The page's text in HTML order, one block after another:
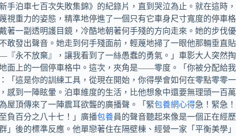
泊車七百次失敗集錦》的紀錄片，直到哭泣為止。就在這時，
視重力的姿態，精準地停進了一個只有它車身尺寸寬度的停車格
一副透明護目鏡，冷酷地朝著何手殘的方向走來。她的步伐優
敢發出聲音。她走到何手殘面前，輕蔑地掃了一眼他那輛垂直貼
永不放棄』，讓我看到了一絲愚蠢的勇氣。」車影大人突然掏
面上的一個停車格中。這次，夾角是——零度。「你被分配給我
「這是你的訓練工具，從現在開始，你得學會如何在零點零零一
感到一陣眩暈。泊車維度的生活，比他想象中還要無理頭一百萬
屋頂傳來了一陣震耳欲聾的廣播聲。「緊包養網心得急！緊急！
負百分之八十七！」廣播包養員的聲音聽起來像是一個正在經歷
後的標準反應。他單戀著住在隔壁棟、經營一家「平衡美學」